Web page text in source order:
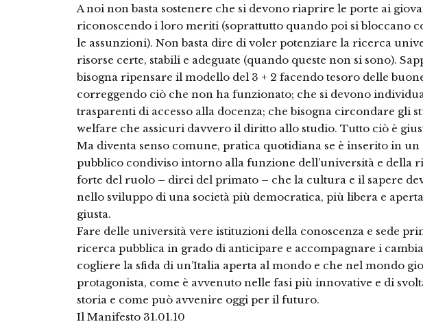
A noi non basta sostenere che si devono riaprire le porte ai
riconoscendo i loro meriti (soprattutto quando poi si bloccano
le assunzioni). Non basta dire di voler potenziare la ricerca
risorse certe, stabili e adeguate (quando queste non si sono).
bisogna ripensare il modello del 3 + 2 facendo tesoro delle
correggendo ciò che non ha funzionato; che si devono
trasparenti di accesso alla docenza; che bisogna circondare gli
welfare che assicuri davvero il diritto allo studio. Tutto ciò è
Ma diventa senso comune, pratica quotidiana se è inserito in un
pubblico condiviso intorno alla funzione dell’università e della
forte del ruolo – direi del primato – che la cultura e il sapere
nello sviluppo di una società più democratica, più libera e
giusta.
Fare delle università vere istituzioni della conoscenza e sede
ricerca pubblica in grado di anticipare e accompagnare i
cogliere la sfida di un’Italia aperta al mondo e che nel mondo
protagonista, come è avvenuto nelle fasi più innovative e di
storia e come può avvenire oggi per il futuro.
Il Manifesto 31.01.10